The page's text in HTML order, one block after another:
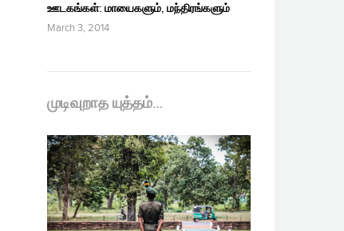
ஊடகங்கள்: மாயைகளும், மந்திரங்களும்
March 3, 2014
முடிவுறாத யுத்தம்…